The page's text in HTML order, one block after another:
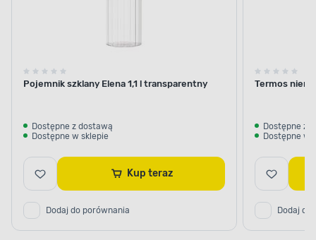
Pojemnik szklany Elena 1,1 l transparentny
Dostępne z dostawą
Dostępne w sklepie
Kup teraz
Dodaj do porównania
Termos
Dostępne z
Dostępne w
Dodaj do